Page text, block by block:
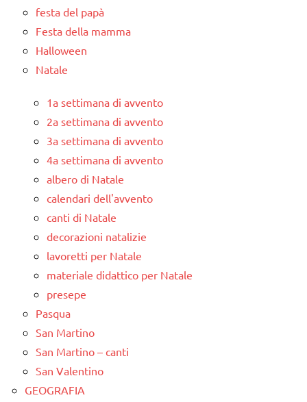
festa del papà
Festa della mamma
Halloween
Natale
1a settimana di avvento
2a settimana di avvento
3a settimana di avvento
4a settimana di avvento
albero di Natale
calendari dell'avvento
canti di Natale
decorazioni natalizie
lavoretti per Natale
materiale didattico per Natale
presepe
Pasqua
San Martino
San Martino – canti
San Valentino
GEOGRAFIA